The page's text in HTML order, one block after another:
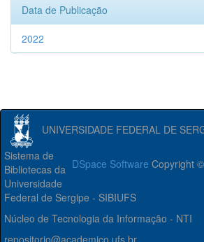
Data de Publicação
2022
UNIVERSIDADE FEDERAL DE
DSpace Software Copyright
Sistema de
Bibliotecas da
Universidade
Federal de Sergipe - SIBIUFS
Núcleo de Tecnologia da Informação - NTI
repositorio@academico.ufs.br